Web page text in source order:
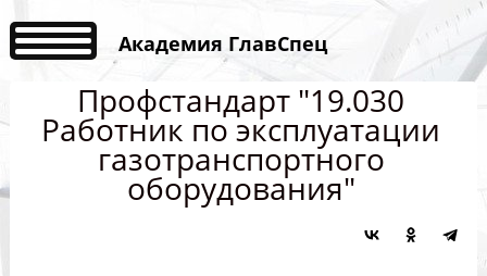
Академия ГлавСпец
Профстандарт "19.030
Работник по эксплуатации
газотранспортного
оборудования"